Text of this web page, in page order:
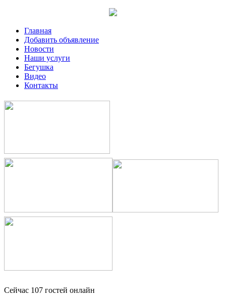
Главная
Добавить объявление
Новости
Наши услуги
Бегушка
Видео
Контакты
Сейчас 107 гостей онлайн